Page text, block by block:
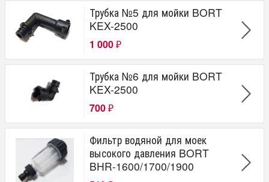
Трубка №5 для мойки BORT
KEX-2500
1 000 ₽
Трубка №6 для мойки BORT
KEX-2500
700 ₽
Фильтр водяной для моек
высокого давления BORT
BHR-1600/1700/1900